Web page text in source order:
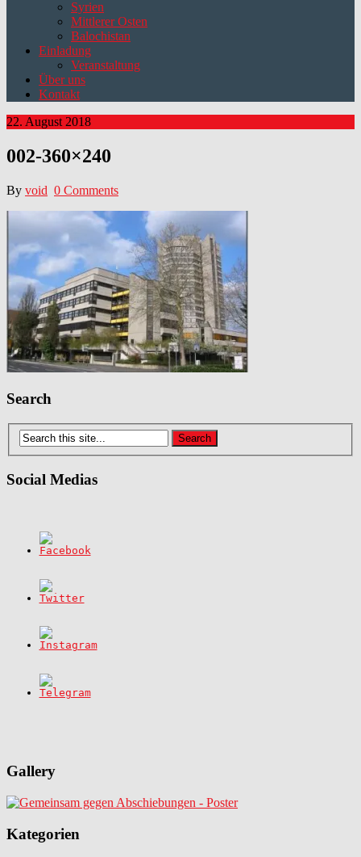
Syrien
Mittlerer Osten
Balochistan
Einladung
Veranstaltung
Über uns
Kontakt
22. August 2018
002-360×240
By void 0 Comments
Search
Social Medias
Gallery
Kategorien